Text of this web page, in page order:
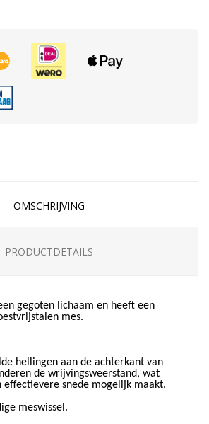
OMSCHRIJVING
PRODUCTDETAILS
gegoten lichaam en heeft een
mes.
hellingen aan de achterkant van
de wrijvingsweerstand, wat
effectievere snede mogelijk maakt.
meswissel.